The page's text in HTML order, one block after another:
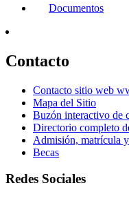
Documentos
Contacto
Contacto sitio web
Mapa del Sitio
Buzón interactivo de
Directorio completo
Admisión, matrícula
Becas
Redes Sociales